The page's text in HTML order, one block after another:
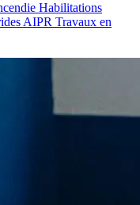
Habilitations
AIPR Travaux en